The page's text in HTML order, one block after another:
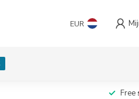
EUR
Free